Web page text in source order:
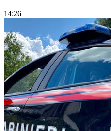
14:26